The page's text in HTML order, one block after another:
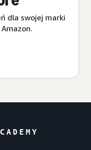
dla swojej marki